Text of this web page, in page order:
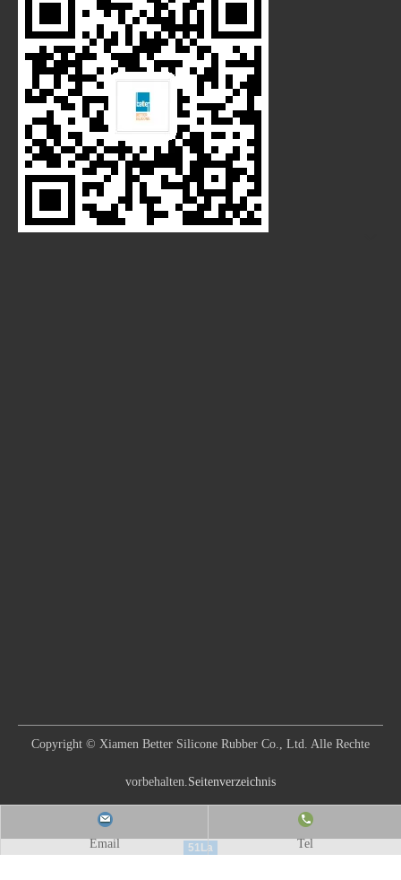
Email Tel
Copyright © Xiamen Better Silicone Rubber Co., Ltd. Alle Rechte
vorbehalten.Seitenverzeichnis
51La